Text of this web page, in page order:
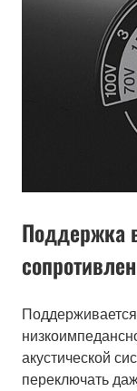
Поддержка
акустической
переключать